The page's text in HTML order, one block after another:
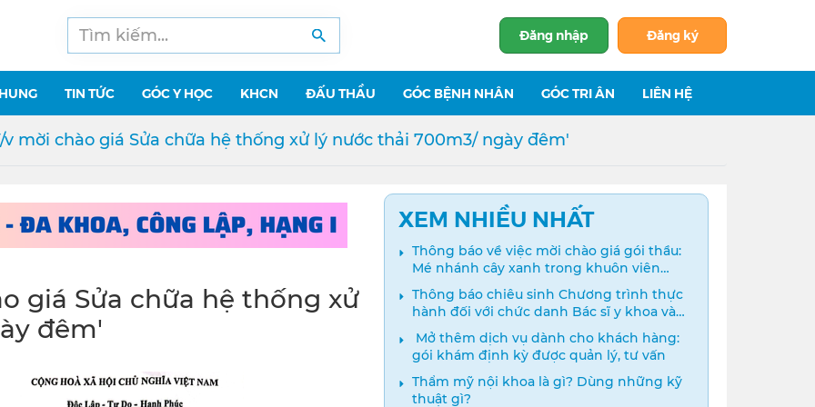
Đăng nhập Đăng ký
TIN TỨC GÓC Y HỌC KHCN ĐẤU THẦU GÓC BỆNH NHÂN GÓC TRI ÂN LIÊN HỆ
v mời chào giá Sửa chữa hệ thống xử lý nước thải 700m3/ ngày đêm'
giá Sửa chữa hệ thống xử
đêm'
XEM NHIỀU NHẤT
Thông báo về việc mời chào giá gói thầu:
Mé nhánh cây xanh trong khuôn viên
bệnh viện
Thông báo chiêu sinh Chương trình thực
hành đối với chức danh Bác sĩ y khoa và
Điều dưỡng năm 2024
️ Mở thêm dịch vụ dành cho khách hàng:
gói khám định kỳ được quản lý, tư vấn
Thẩm mỹ nội khoa là gì? Dùng những kỹ
thuật gì?